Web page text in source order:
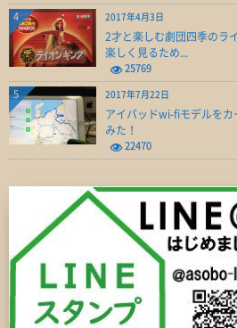
2017年4月3日
2才と楽しむ劇団四季のラ
楽しく見るため...
25769
4
2017年7月22日
アイパッドwi-fiモデルを
みた！
22470
5